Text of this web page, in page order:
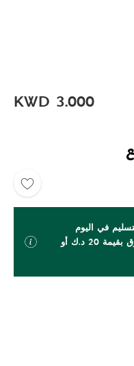
KWD 3.000
7 مساءً للتسليم في اليوم
التالي. توصيل مجاني عند التسوق بقيمة 20 د.ك أو